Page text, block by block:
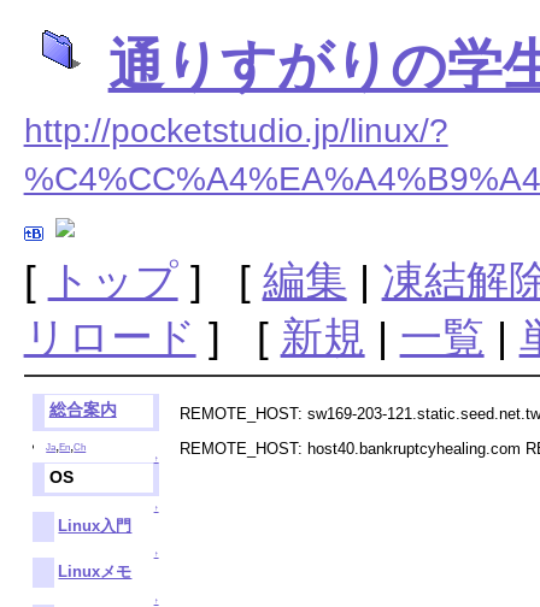
通りすがりの学
http://pocketstudio.jp/linux/?
[ トップ] [ 編集 | 凍結解
リロード ] [ 新規 | 一覧 |
総合案内
Ja ,En ,Ch
↑
OS
↑
Linux入門
↑
Linuxメモ
↑
REMOTE_HOST: sw169-203-
REMOTE_HOST: host40.bankruptcyhealing.com